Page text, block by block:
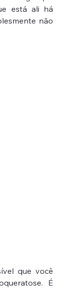
está ali há
não
que você
É